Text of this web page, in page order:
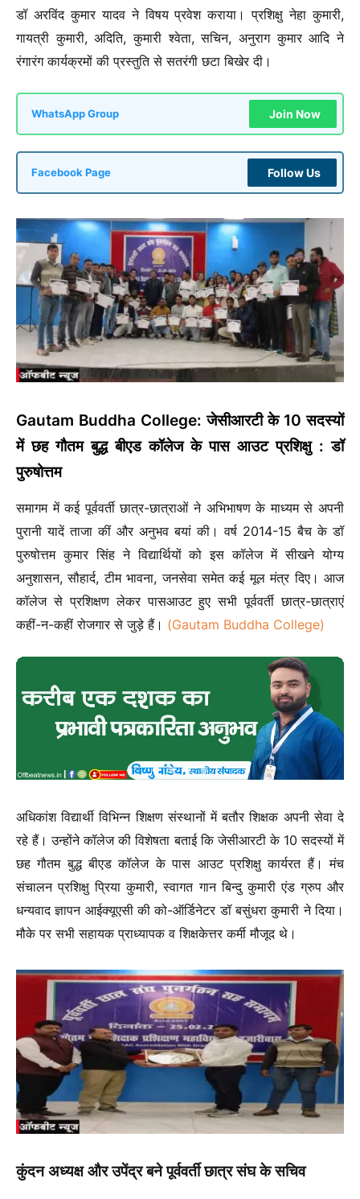
डॉ अरविंद कुमार यादव ने विषय प्रवेश कराया। प्रशिक्षु नेहा कुमारी,
गायत्री कुमारी, अदिति, कुमारी श्वेता, सचिन, अनुराग कुमार आदि ने
रंगारंग कार्यक्रमों की प्रस्तुति से सतरंगी छटा बिखेर दी।
WhatsApp Group Join Now
Facebook Page Follow Us
Gautam Buddha College: जेसीआरटी के 10 सदस्यों
में छह गौतम बुद्ध बीएड कॉलेज के पास आउट प्रशिक्षु : डॉ
पुरुषोत्तम
समागम में कई पूर्ववर्ती छात्र-छात्राओं ने अभिभाषण के माध्यम से अपनी
पुरानी यादें ताजा कीं और अनुभव बयां की। वर्ष 2014-15 बैच के डॉ
पुरुषोत्तम कुमार सिंह ने विद्यार्थियों को इस कॉलेज में सीखने योग्य
अनुशासन, सौहार्द, टीम भावना, जनसेवा समेत कई मूल मंत्र दिए। आज
कॉलेज से प्रशिक्षण लेकर पासआउट हुए सभी पूर्ववर्ती छात्र-छात्राएं
कहीं-न-कहीं रोजगार से जुड़े हैं। (Gautam Buddha College)
अधिकांश विद्यार्थी विभिन्न शिक्षण संस्थानों में बतौर शिक्षक अपनी सेवा दे
रहे हैं। उन्होंने कॉलेज की विशेषता बताई कि जेसीआरटी के 10 सदस्यों में
छह गौतम बुद्ध बीएड कॉलेज के पास आउट प्रशिक्षु कार्यरत हैं। मंच
संचालन प्रशिक्षु प्रिया कुमारी, स्वागत गान बिन्दु कुमारी एंड ग्रुप और
धन्यवाद ज्ञापन आईक्यूएसी की को-ऑर्डिनेटर डॉ बसुंधरा कुमारी ने दिया।
मौके पर सभी सहायक प्राध्यापक व शिक्षकेत्तर कर्मी मौजूद थे।
कुंदन अध्यक्ष और उपेंद्र बने पूर्ववर्ती छात्र संघ के सचिव